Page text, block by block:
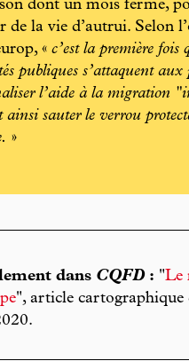
dont un mois ferme,
de la vie d’autrui. Selon
« c’est la première fois
publiques s’attaquent aux
l’aide à la migration
ainsi sauter le verrou
»
dans CQFD: "Le
", article cartographique